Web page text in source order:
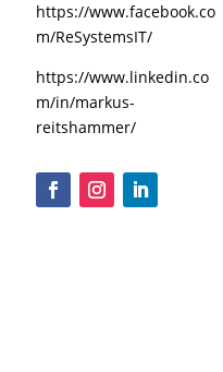
https://www.facebook.co
m/ReSystemsIT/
https://www.linkedin.co
m/in/markus-
reitshammer/